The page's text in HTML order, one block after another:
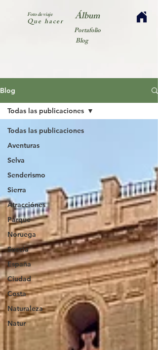
Foto de viaje
Que hacer Álbum
Portafolio
Blog
Blog
Todas las publicaciones
Aventuras
Selva
Senderismo
Sierra
Atracciónes
Parque
Noruega
Suecia
España
Ciudad
Costa
Naturaleza
Natur
Todas las publicaciones